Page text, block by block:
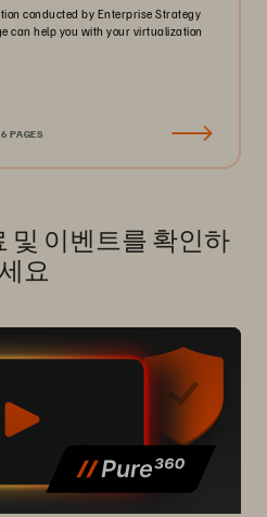
conducted by Enterprise Strategy
can help you with your virtualization
PAGES
및 이벤트를 확인하
요